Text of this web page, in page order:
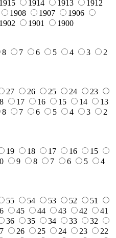
1915 1914 1913
1912
1908 1907
1906
1902 1901 1900
8 7 6 5 4 3
2
27 26 25 24
23
17 16 15 14
13
8 7 6 5 4 3
2
19 18 17 16
15
9 8 7 6 5
4
55 54 53 52
51
45 44 43 42
41
36 35 34 33
32
26 25 24 23
22